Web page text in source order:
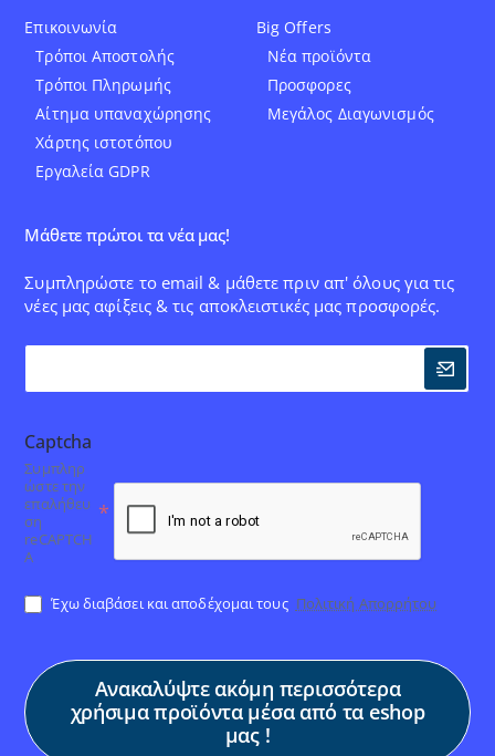
Επικοινωνία
Τρόποι Αποστολής
Τρόποι Πληρωμής
Αίτημα υπαναχώρησης
Χάρτης ιστοτόπου
Εργαλεία GDPR
Big Offers
Νέα προϊόντα
Προσφορες
Μεγάλος Διαγωνισμός
Μάθετε πρώτοι τα νέα μας!
Συμπληρώστε το email & μάθετε πριν απ' όλους για τις
νέες μας αφίξεις & τις αποκλειστικές μας προσφορές.
Captcha
Συμπληρ
ώστε την
επαλήθευ
ση
reCAPTCH
A
Έχω διαβάσει και αποδέχομαι τους Πολιτική Απορρήτου
Ανακαλύψτε ακόμη περισσότερα
χρήσιμα προϊόντα μέσα από τα eshop
μας !